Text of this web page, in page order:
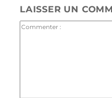
LAISSER UN